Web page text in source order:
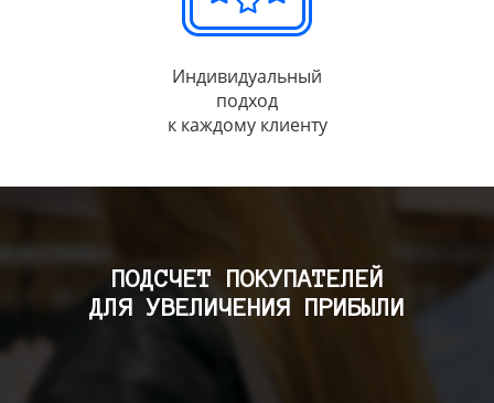
Индивидуальный
подход
к каждому клиенту
ПОДСЧЕТ ПОКУПАТЕЛЕЙ
ДЛЯ УВЕЛИЧЕНИЯ ПРИБЫЛИ